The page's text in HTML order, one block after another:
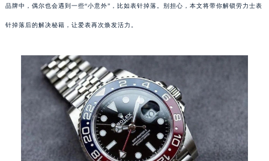
品牌中，偶尔也会遇到一些“小意外”，比如表针掉落。别担心，本文将带你解锁劳力士表
针掉落后的解决秘籍，让爱表再次焕发活力。